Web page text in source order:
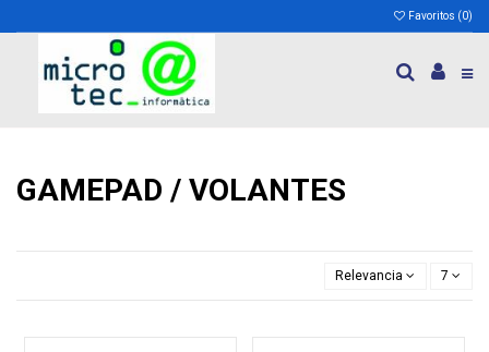
Favoritos (0)
GAMEPAD / VOLANTES
Relevancia 7